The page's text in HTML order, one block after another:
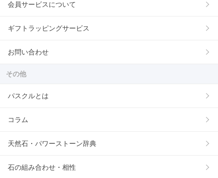
会員サービスについて
ギフトラッピングサービス
お問い合わせ
その他
パスクルとは
コラム
天然石・パワーストーン辞典
石の組み合わせ・相性